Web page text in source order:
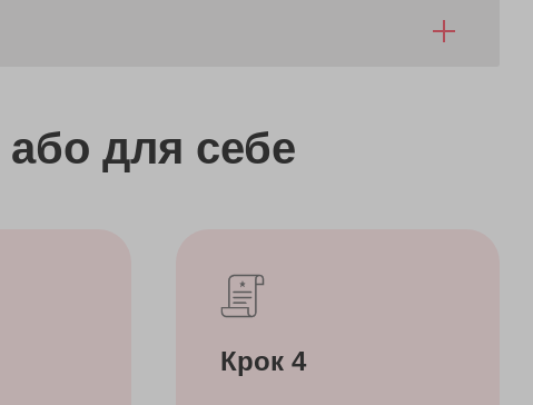
або для себе
Крок 4